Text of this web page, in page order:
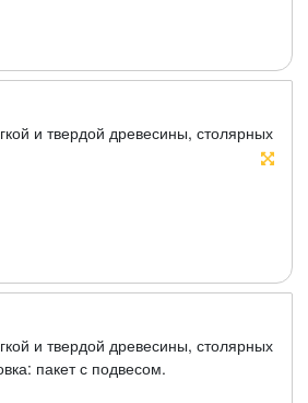
и твердой древесины, столярных
и твердой древесины, столярных
пакет с подвесом.